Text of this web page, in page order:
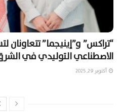
“تراكس” و”إينيجما” تتعاونان
الاصطناعي التوليدي في
أكتوبر 29, 2025